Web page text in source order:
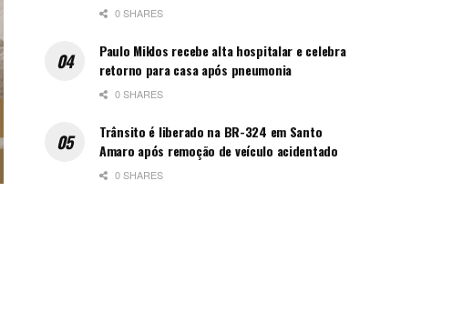
0 SHARES
Paulo Miklos recebe alta hospitalar e celebra
retorno para casa após pneumonia
0 SHARES
Trânsito é liberado na BR-324 em Santo
Amaro após remoção de veículo acidentado
0 SHARES